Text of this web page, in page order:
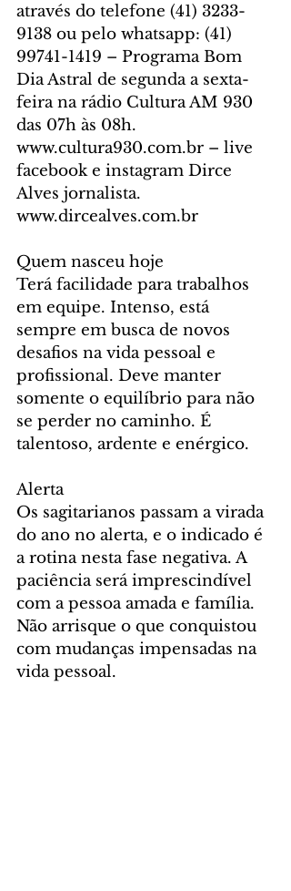
através do telefone (41) 3233-
9138 ou pelo whatsapp: (41)
99741-1419 – Programa Bom
Dia Astral de segunda a sexta-
feira na rádio Cultura AM 930
das 07h às 08h.
www.cultura930.com.br – live
facebook e instagram Dirce
Alves jornalista.
www.dircealves.com.br
Quem nasceu hoje
Terá facilidade para trabalhos
em equipe. Intenso, está
sempre em busca de novos
desafios na vida pessoal e
profissional. Deve manter
somente o equilíbrio para não
se perder no caminho. É
talentoso, ardente e enérgico.
Alerta
Os sagitarianos passam a virada
do ano no alerta, e o indicado é
a rotina nesta fase negativa. A
paciência será imprescindível
com a pessoa amada e família.
Não arrisque o que conquistou
com mudanças impensadas na
vida pessoal.